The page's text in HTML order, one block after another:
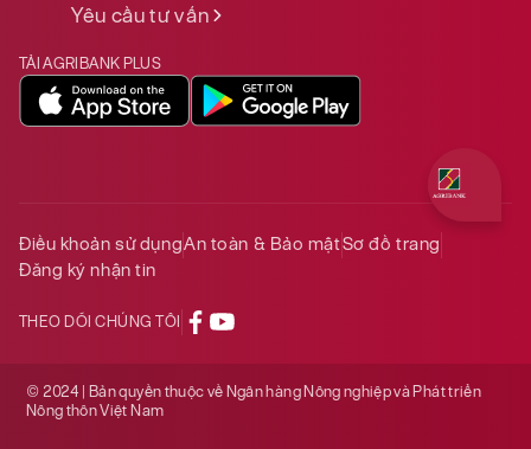
Yêu cầu tư vấn
TẢI AGRIBANK PLUS
Điều khoản sử dụngAn toàn & Bảo mậtSơ đồ trang
Đăng ký nhận tin
THEO DÕI CHÚNG TÔI
© 2024 | Bản quyền thuộc về Ngân hàng Nông nghiệp và Phát triển
Nông thôn Việt Nam
Quý